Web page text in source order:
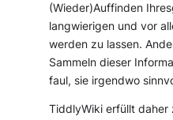
(Wieder)Auffinden
langwierigen und vor
werden zu lassen.
Sammeln dieser
faul, sie irgendwo
TiddlyWiki erfüllt daher